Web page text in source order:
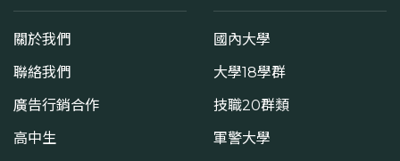
關於我們
聯絡我們
廣告行銷合作
高中生
國內大學
大學18學群
技職20群類
軍警大學